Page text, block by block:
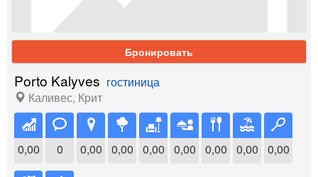
Бронировать
Porto Kalyves гостиница
Каливес, Крит
0,00 0 0,00 0,00 0,00 0,00 0,00 0,00 0,00